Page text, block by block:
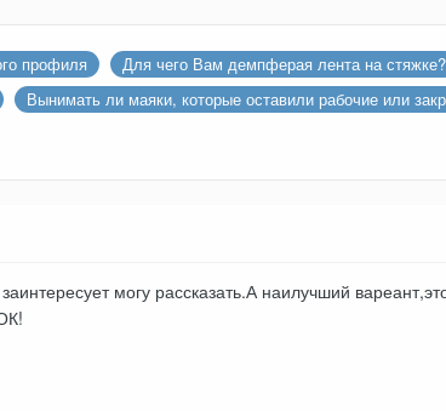
профиля
Для чего Вам демпферая лента на стяжке?
Вынимать ли маяки, которые оставили рабочие или
могу рассказать.А наилучший